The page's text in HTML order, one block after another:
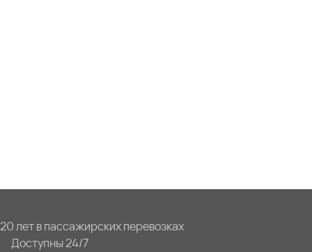
20 лет в пассажирских перевозках
Доступны 24/7